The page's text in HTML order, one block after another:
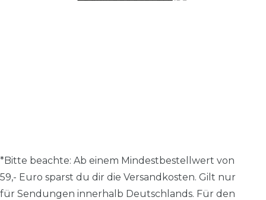
*Bitte beachte: Ab einem Mindestbestellwert von
59,- Euro sparst du dir die Versandkosten. Gilt nur
für Sendungen innerhalb Deutschlands. Für den